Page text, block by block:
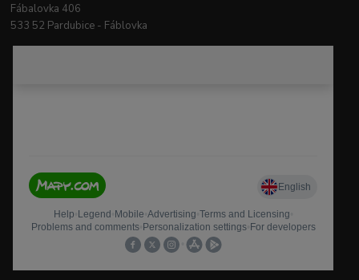
Fábalovka 406
533 52 Pardubice - Fáblovka